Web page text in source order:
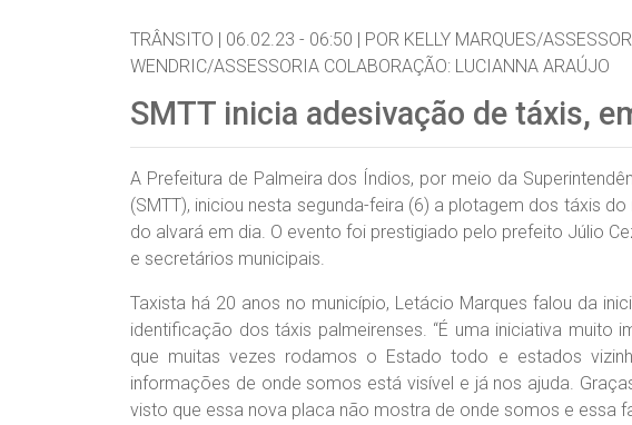
TRÂNSITO | 06.02.23 - 06:50 | POR KELLY MARQUES/
WENDRIC/ASSESSORIA COLABORAÇÃO: LUCIANNA ARAÚJO
SMTT inicia adesivação de táxis,
A Prefeitura de Palmeira dos Índios, por meio da
(SMTT), iniciou nesta segunda-feira (6) a plotagem dos táxis
do alvará em dia. O evento foi prestigiado pelo prefeito Júlio
e secretários municipais.
Taxista há 20 anos no município, Letácio Marques falou da
identificação dos táxis palmeirenses. “É uma iniciativa muito
que muitas vezes rodamos o Estado todo e estados
informações de onde somos está visível e já nos ajuda.
visto que essa nova placa não mostra de onde somos e essa